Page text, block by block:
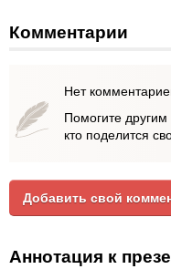
Комментарии
Нет
Помогите
кто поделится
Добавить свой
Аннотация к